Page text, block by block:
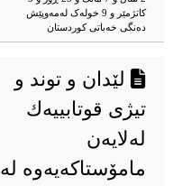
کاتژمێر و 9 خوله‌ک له‌مه‌وپێش‌
دەنگی خەباتی کوردستان
لێدان و توند و
تیژی قوتابییەك
لەلایەن
مامۆستاكەیەوە لە